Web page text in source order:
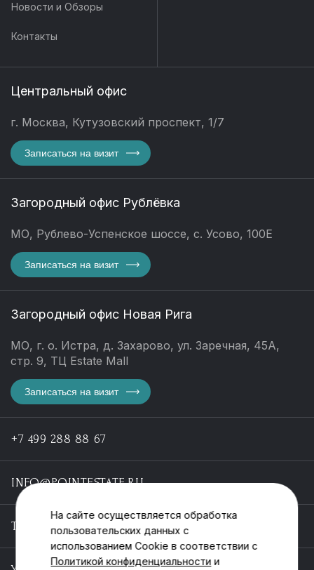
Новости и Обзоры
Контакты
Центральный офис
г. Москва, Кутузовский проспект, 1/7
Записаться на визит
Загородный офис Рублёвка
МО, Рублево-Успенское шоссе, с. Усово, 100Е
Записаться на визит
Загородный офис Новая Рига
МО, г. о. Истра, д. Захарово, ул. Заречная, 45А,
стр. 9, ТЦ Estate Mall
Записаться на визит
+7 499 288 88 67
INFO@POINTESTATE.RU
TELEGRAM
На сайте осуществляется обработка
пользовательских данных с
использованием Cookie в соответствии с
Политикой конфиденциальности и